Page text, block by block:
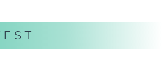
以迎接新的一天。